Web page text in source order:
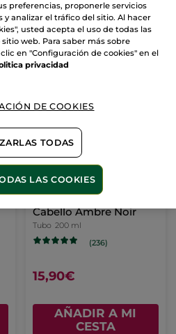
59,90€
AÑADIR A MI
Cabello Ambre Noir
Tubo 200 ml
(236)
15,90€
AÑADIR A MI
CESTA
preferencias, proponerle servicios
y analizar el tráfico del sitio. Al hacer
usted acepta el uso de todas las
web. Para saber más sobre
en "Configuración de cookies" en el
privacidad
DE COOKIES
TODAS
LAS COOKIES